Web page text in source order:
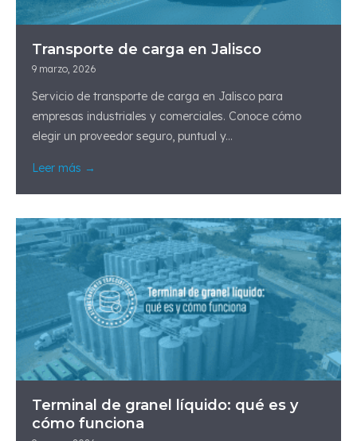
Transporte de carga en Jalisco
9 marzo, 2026
Servicio de transporte de carga en Jalisco para
empresas industriales y comerciales. Conoce cómo
elegir un proveedor seguro, puntual y...
Leer más →
Terminal de granel líquido: qué es y
cómo funciona